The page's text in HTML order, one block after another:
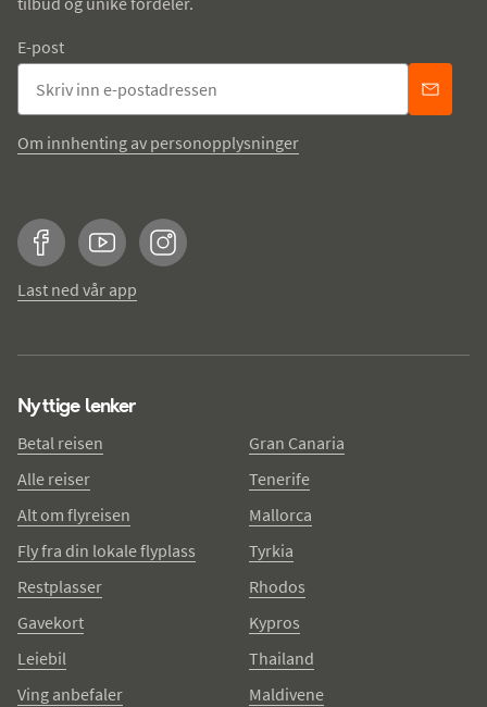
E-post
Om innhenting av personopplysninger
FacebookYouTubeInstagram
Last ned vår app
Nyttige lenker
Betal reisen
Alle reiser
Alt om flyreisen
Fly fra din lokale flyplass
Restplasser
Gavekort
Leiebil
Ving anbefaler
Gran Canaria
Tenerife
Mallorca
Tyrkia
Rhodos
Kypros
Thailand
Maldivene